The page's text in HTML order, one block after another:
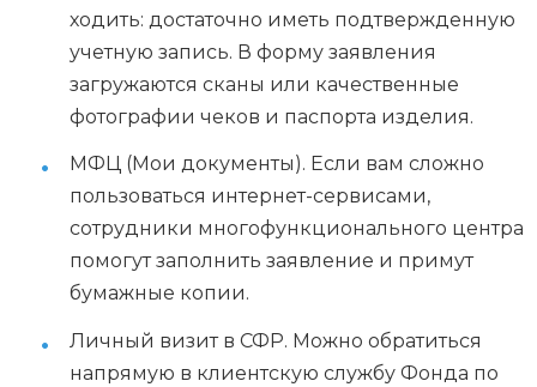
ходить: достаточно иметь подтвержденную
учетную запись. В форму заявления
загружаются сканы или качественные
фотографии чеков и паспорта изделия.
МФЦ (Мои документы). Если вам сложно
пользоваться интернет-сервисами,
сотрудники многофункционального центра
помогут заполнить заявление и примут
бумажные копии.
Личный визит в СФР. Можно обратиться
напрямую в клиентскую службу Фонда по